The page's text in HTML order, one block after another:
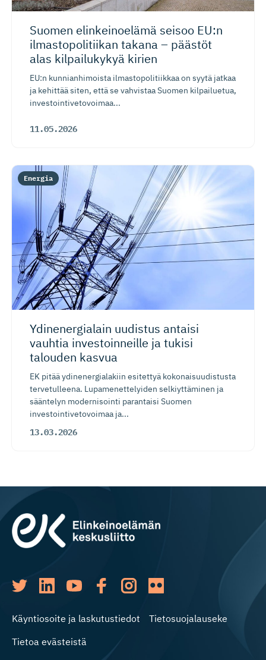
Suomen elinkeinoelämä seisoo EU:n
ilmastopo­li­tiikan takana – päästöt
alas kilpailukykyä kirien
EU:n kunnianhimoista ilmastopolitiikkaa on syytä jatkaa
ja kehittää siten, että se vahvistaa Suomen kilpailuetua,
investointivetovoimaa...
11.05.2026
Ydinenergialain uudistus antaisi
vauhtia investoin­neille ja tukisi
talouden kasvua
EK pitää ydinenergialakiin esitettyä kokonaisuudistusta
tervetulleena. Lupamenettelyiden selkiyttäminen ja
sääntelyn modernisointi parantaisi Suomen
investointivetovoimaa ja...
13.03.2026
Energia
Käyntiosoite ja laskutustiedot
Tietosuojalauseke
Tietoa evästeistä